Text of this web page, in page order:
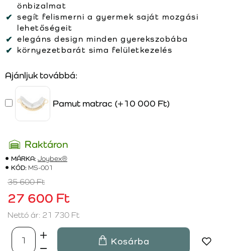
önbizalmat
segít felismerni a gyermek saját mozgási
lehetőségeit
elegáns design minden gyerekszobába
környezetbarát sima felületkezelés
Raktáron
MÁRKA:Joybex®
KÓD: MS-001
27 600 Ft
35 600 Ft
Nettó ár: 21 730 Ft
Ajánljuk továbbá:
Pamut matrac (+10 000 Ft)
Kosárba